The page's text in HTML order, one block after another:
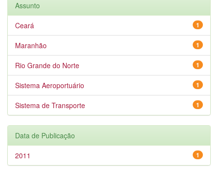
Assunto
1
Ceará
1
Maranhão
1
Rio Grande do Norte
1
Sistema Aeroportuário
1
Sistema de Transporte
Data de Publicação
1
2011